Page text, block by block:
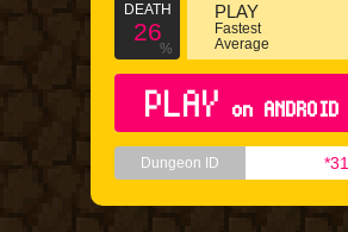
DEATH
26
%
PLAY
Fastest
Average
PLAY on ANDROID
Dungeon ID